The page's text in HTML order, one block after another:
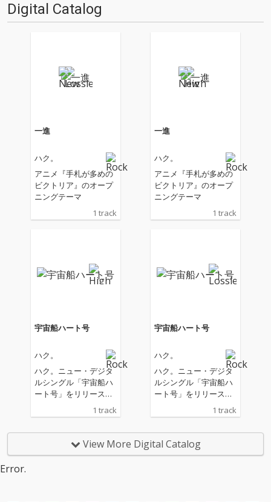
Digital Catalog
一進
ハク。
アニメ『手札が多めの
ビクトリア』のオープ
ニングテーマ
1 track
一進
ハク。
アニメ『手札が多めの
ビクトリア』のオープ
ニングテーマ
1 track
宇宙船ハート号
ハク。
ハク。ニュー・デジタ
ルシングル「宇宙船ハ
ート号」をリリース。
癖のあるPOPさとチャ
し出された楽曲を完成
させた。宇宙船ハート
1 track
宇宙船ハート号
ハク。
ハク。ニュー・デジタ
ルシングル「宇宙船ハ
ート号」をリリース。
今作ではハク。が持つ
癖のあるPOPさとチャ
し出された楽曲を完成
させた。宇宙船ハート
1 track
View More Digital Catalog
Error.